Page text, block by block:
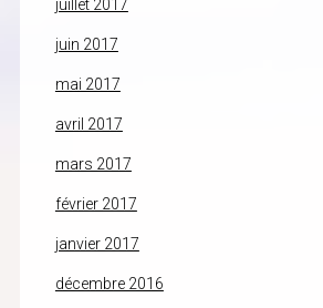
juillet 2017
juin 2017
mai 2017
avril 2017
mars 2017
février 2017
janvier 2017
décembre 2016